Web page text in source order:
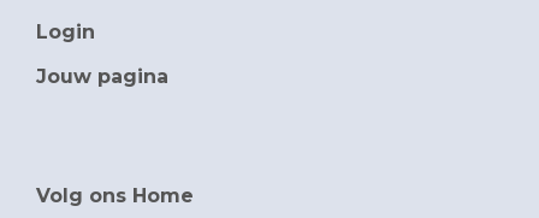
Login
Jouw pagina
Volg ons Home